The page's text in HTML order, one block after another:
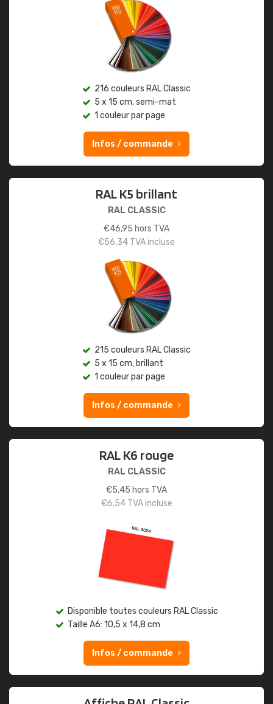
216 couleurs RAL Classic
5 x 15 cm, semi-mat
1 couleur par page
Infos / commande
RAL K5 brillant
RAL CLASSIC
€46,95 hors TVA
€56,34 TVA incluse
215 couleurs RAL Classic
5 x 15 cm, brillant
1 couleur par page
Infos / commande
RAL K6 rouge
RAL CLASSIC
€5,45 hors TVA
€6,54TVA incluse
Disponible toutes couleurs RAL Classic
Taille A6: 10,5 x 14,8 cm
Infos / commande